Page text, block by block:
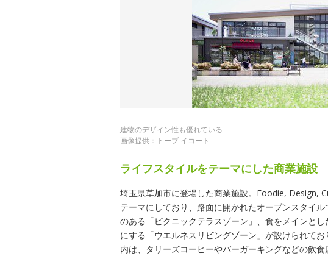
建物のデザイン性も優れている
画像提供：トーブ イコート
ライフスタイルをテーマにした商業施設
埼玉県草加市に登場した商業施設。Foodie, Design,
テーマにしており、路面に開かれたオープンスタイ
のある「ピクニックテラスゾーン」、食をメインと
にする「ウエルネスリビングゾーン」が設けられて
内は、タリーズコーヒーやバーガーキングなどの飲